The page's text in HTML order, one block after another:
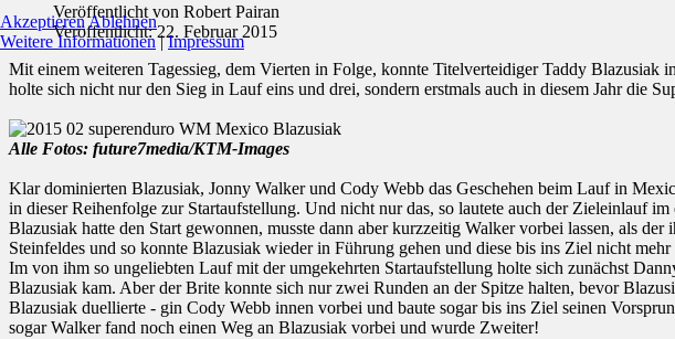
Veröffentlicht von Robert Pairan
Veröffentlicht: 22. Februar 2015
Mit einem weiteren Tagessieg, dem Vierten in Folge, konnte Titelverteidiger Taddy
holte sich nicht nur den Sieg in Lauf eins und drei, sondern erstmals auch in diesem Jahr die
Alle Fotos: future7media/KTM-Images
Klar dominierten Blazusiak, Jonny Walker und Cody Webb das Geschehen beim Lauf in
in dieser Reihenfolge zur Startaufstellung. Und nicht nur das, so lautete auch der Zieleinlauf im
Blazusiak hatte den Start gewonnen, musste dann aber kurzzeitig Walker vorbei lassen, als
Steinfeldes und so konnte Blazusiak wieder in Führung gehen und diese bis ins Ziel nicht mehr
Im von ihm so ungeliebten Lauf mit der umgekehrten Startaufstellung holte sich zunächst
Blazusiak kam. Aber der Brite konnte sich nur zwei Runden an der Spitze halten, bevor
Blazusiak duellierte - gin Cody Webb innen vorbei und baute sogar bis ins Ziel seinen
sogar Walker fand noch einen Weg an Blazusiak vorbei und wurde Zweiter!
AkzeptierenAblehnen
Weitere Informationen|Impressum